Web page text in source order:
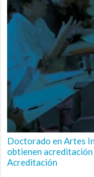
Doctorado en Artes
obtienen
Acreditación